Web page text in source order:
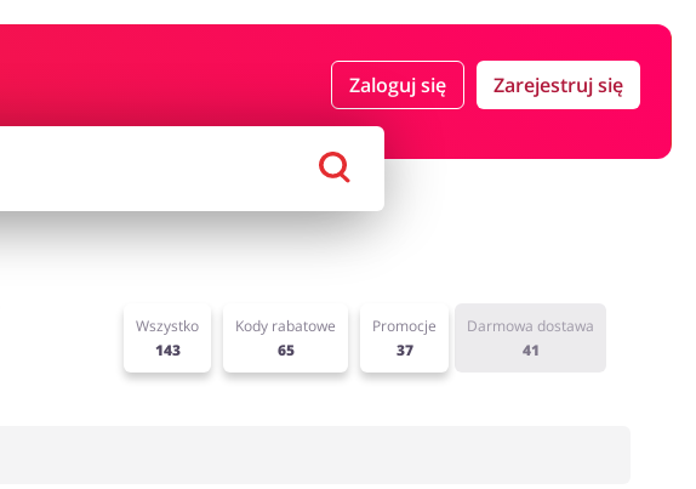
Zaloguj się Zarejestruj się
Wszystko
143
Kody rabatowe
65
Promocje
37
Darmowa dostawa
41